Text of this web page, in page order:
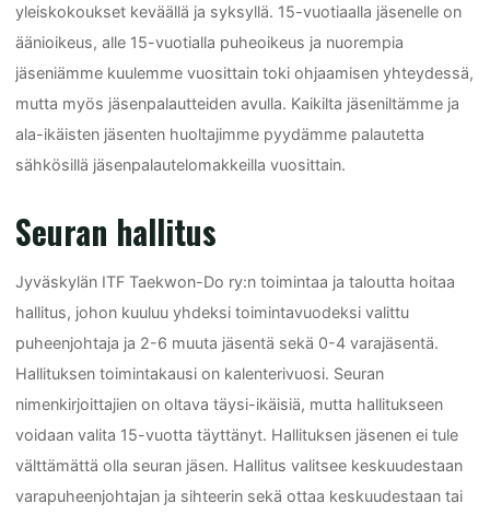
yleiskokoukset keväällä ja syksyllä. 15-vuotiaalla jäsenelle on
äänioikeus, alle 15-vuotialla puheoikeus ja nuorempia
jäseniämme kuulemme vuosittain toki ohjaamisen yhteydessä,
mutta myös jäsenpalautteiden avulla. Kaikilta jäseniltämme ja
ala-ikäisten jäsenten huoltajimme pyydämme palautetta
sähkösillä jäsenpalautelomakkeilla vuosittain.
Seuran hallitus
Jyväskylän ITF Taekwon-Do ry:n toimintaa ja taloutta hoitaa
hallitus, johon kuuluu yhdeksi toimintavuodeksi valittu
puheenjohtaja ja 2-6 muuta jäsentä sekä 0-4 varajäsentä.
Hallituksen toimintakausi on kalenterivuosi. Seuran
nimenkirjoittajien on oltava täysi-ikäisiä, mutta hallitukseen
voidaan valita 15-vuotta täyttänyt. Hallituksen jäsenen ei tule
välttämättä olla seuran jäsen. Hallitus valitsee keskuudestaan
varapuheenjohtajan ja sihteerin sekä ottaa keskuudestaan tai